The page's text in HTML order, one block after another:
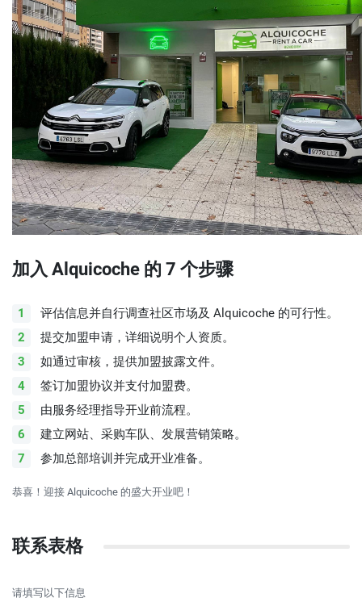
加入 Alquicoche 的 7 个步骤
评估信息并自行调查社区市场及 Alquicoche 的可行性。
提交加盟申请，详细说明个人资质。
如通过审核，提供加盟披露文件。
签订加盟协议并支付加盟费。
由服务经理指导开业前流程。
建立网站、采购车队、发展营销策略。
参加总部培训并完成开业准备。
恭喜！迎接 Alquicoche 的盛大开业吧！
联系表格
请填写以下信息